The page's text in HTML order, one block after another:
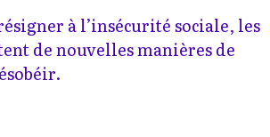
à l’insécurité sociale, les
de nouvelles manières de